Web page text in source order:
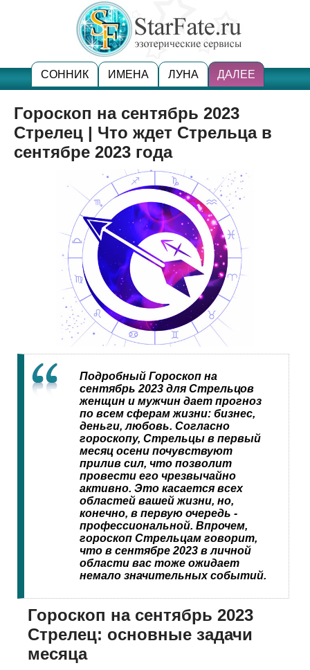
СОННИК ИМЕНА ЛУНА ДАЛЕЕ
Гороскоп на сентябрь 2023
Стрелец | Что ждет Стрельца в
сентябре 2023 года
Подробный Гороскоп на
сентябрь 2023 для Стрельцов
женщин и мужчин дает прогноз
по всем сферам жизни: бизнес,
деньги, любовь. Согласно
гороскопу, Стрельцы в первый
месяц осени почувствуют
прилив сил, что позволит
провести его чрезвычайно
активно. Это касается всех
областей вашей жизни, но,
конечно, в первую очередь -
профессиональной. Впрочем,
гороскоп Стрельцам говорит,
что в сентябре 2023 в личной
области вас тоже ожидает
немало значительных событий.
Гороскоп на сентябрь 2023
Стрелец: основные задачи
месяца